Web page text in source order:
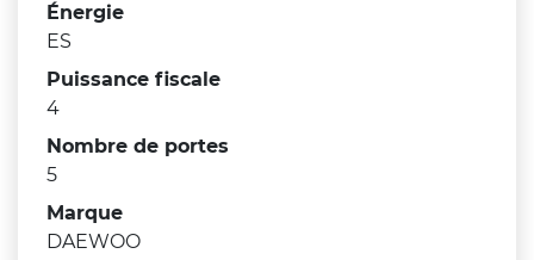
Énergie
ES
Puissance fiscale
4
Nombre de portes
5
Marque
DAEWOO